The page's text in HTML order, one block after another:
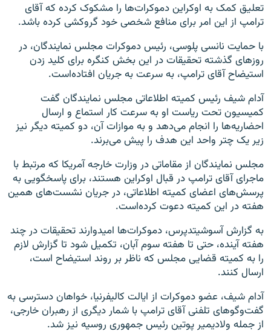
تعلیق کمک به اوکراین دموکرات‌ها را مشکوک کرده که آقای
ترامپ از این امر برای منافع شخصی خود گروکشی کرده باشد.
با حمایت نانسی پلوسی، رئیس دموکرات مجلس نمایندگان، در
روزهای گذشته تحقیقات در این بخش کنگره برای کلید زدن
استیضاح آقای ترامپ، به سرعت به جریان افتاده‌است.
آدام شیف رئیس کمیته اطلاعاتی مجلس نمایندگان گفت
کمیسیون تحت ریاست او به سرعت کار استماع و ارسال
احضاریه‌ها را انجام می‌دهد و به موازات آن، دو کمیته دیگر نیز
زیر یک چتر واحد این هدف را پیش می‌برند.
مجلس نمایندگان از مقاماتی در وزارت خارجه آمریکا که مرتبط با
ماجرای آقای ترامپ در قبال اوکراین هستند، برای پاسخگویی به
پرسش‌های اعضای کمیته اطلاعاتی، در جریان نشست‌های همین
هفته در این کمیته دعوت کرده‌است.
به گزارش آسوشیتدپرس، دموکرات‌ها امیدوارند تحقیقات در چند
هفته آینده، حتی تا هفته سوم آبان، تکمیل شود تا گزارش لازم
را به کمیته قضایی مجلس که ناظر بر روند استیضاح است،
ارسال کنند.
آدام شیف، عضو دموکرات از ایالت کالیفرنیا، خواهان دسترسی به
گفت‌وگوهای تلفنی آقای ترامپ با شمار دیگری از رهبران خارجی،
از جمله ولادیمیر پوتین رئیس جمهوری روسیه نیز شد.